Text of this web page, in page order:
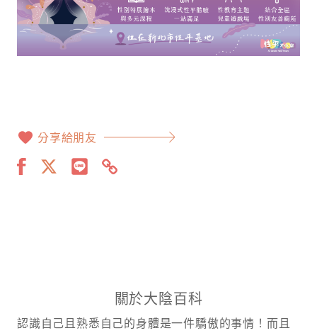
分享給朋友
關於大陰百科
認識自己且熟悉自己的身體是一件驕傲的事情！而且